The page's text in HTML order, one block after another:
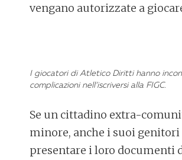
vengano autorizzate a
I giocatori di Atletico Diritti hanno
complicazioni nell’iscriversi alla FIGC.
Se un cittadino extra-
minore, anche i suoi genitori
presentare i loro documenti